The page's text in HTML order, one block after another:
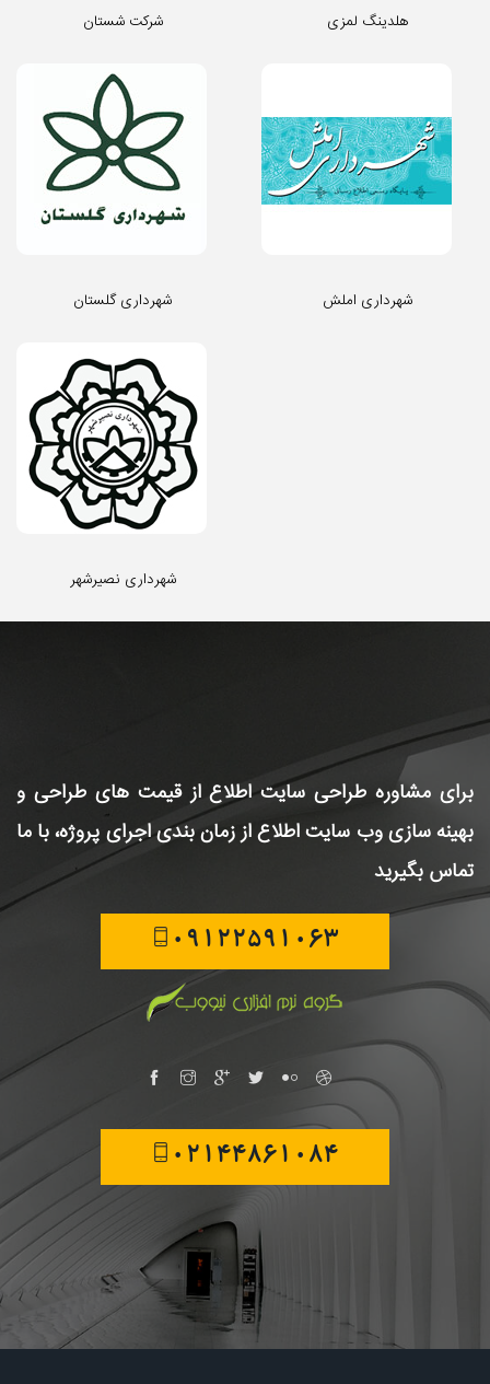
شرکت شستان هلدینگ لمزی
شهرداری گلستان شهرداری املش
شهرداری نصیرشهر
برای مشاوره طراحی سایتاطلاع از قیمت های طراحی و
بهینه سازی وب سایتاطلاع از زمان بندی اجرای پروژه، با ما
تماس بگیرید
09122591063
02144861084